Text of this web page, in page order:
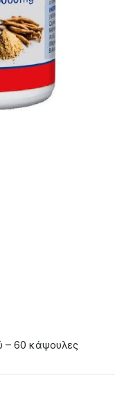
– 60 κάψουλες